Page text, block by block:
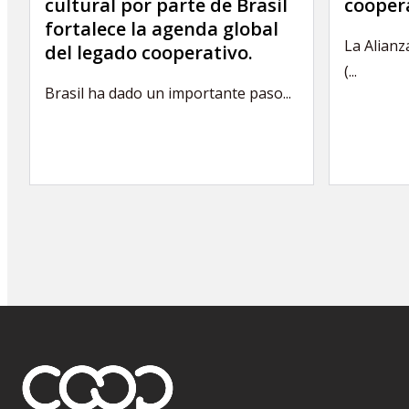
cultural por parte de Brasil
fortalece la agenda global
del legado cooperativo.
Brasil ha dado un importante paso...
La
(...